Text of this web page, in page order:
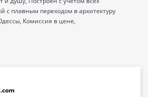
с плавным переходом в архитектуру
Комиссия в цене,